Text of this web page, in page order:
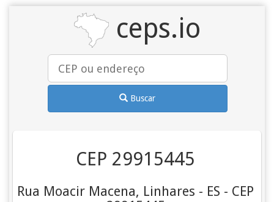
ceps.io
Buscar
CEP 29915445
Rua Moacir Macena, Linhares - ES - CEP